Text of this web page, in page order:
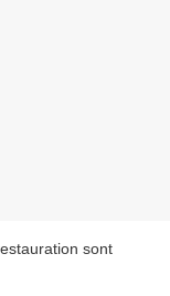
sont